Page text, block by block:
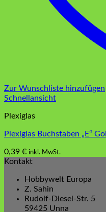
Zur Wunschliste hinzufügen
Schnellansicht
Plexiglas
Plexiglas Buchstaben „E“
0,39 € inkl. MwSt.
Kontakt
Hobbywelt Europa
Z. Sahin
Rudolf-Diesel-Str. 5
59425 Unna